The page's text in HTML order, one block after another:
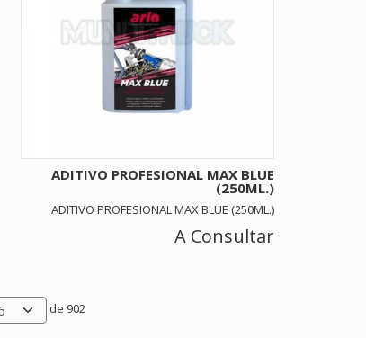
ADITIVO PROFESIONAL MAX BLUE
(250ML.)
ADITIVO PROFESIONAL MAX BLUE (250ML.)
A Consultar
de 902